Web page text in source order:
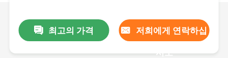
최고의 가격 저희에게 연락하십
시오